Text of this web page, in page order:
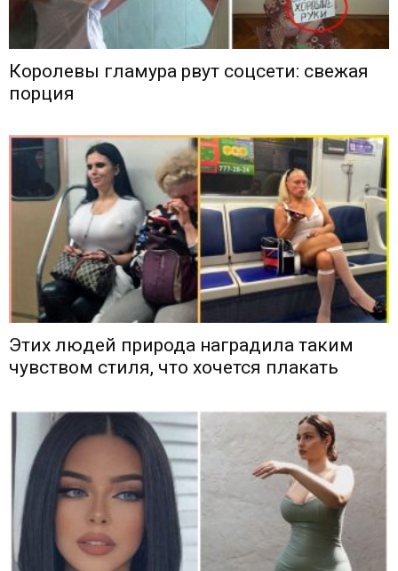
Королевы гламура рвут соцсети: свежая
порция
Этих людей природа наградила таким
чувством стиля, что хочется плакать